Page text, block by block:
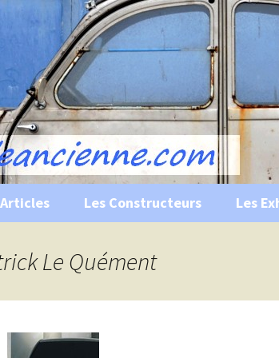
Ancienne
historiques …
évènements
Les Constructeurs Les
Le Quément